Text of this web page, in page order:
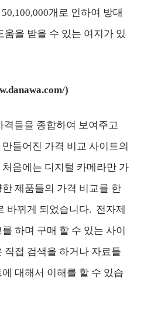
개로 인하여 방대
을 받을 수 있는 여지가 있
)
격들을 종합하여 보여주고
들어진 가격 비교 사이트의
음에는 디지털 카메라만 가
제품들의 가격 비교를 한
바뀌게 되었습니다. 전자제
하며 구매 할 수 있는 사이
직접 검색을 하거나 자료들
대해서 이해를 할 수 있습